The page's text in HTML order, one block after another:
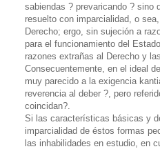
sabiendas ? prevaricando ? sino
resuelto con imparcialidad, o
Derecho; ergo, sin sujeción a
para el funcionamiento del
razones extrañas al Derecho y
Consecuentemente, en el ideal
muy parecido a la exigencia
reverencia al deber ?, pero
coincidan?.
Si las características básicas y
imparcialidad de éstos formas
las inhabilidades en estudio, en